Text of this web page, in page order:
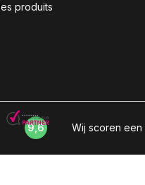
produits
9,6 Wij scoren een